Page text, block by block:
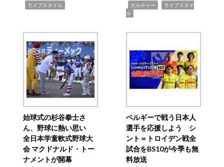
ライフスタイル カルチャー
ライフスタイ
ル
始球式の杉谷拳士さ
ん、野球に熱い思い
全日本学童軟式野球大
会 マクドナルド・トー
ナメントが開幕
ベルギーで戦う日本人
選手を応援しよう シ
ント＝トロイデン戦全
試合をBS10が今季も無
料放送